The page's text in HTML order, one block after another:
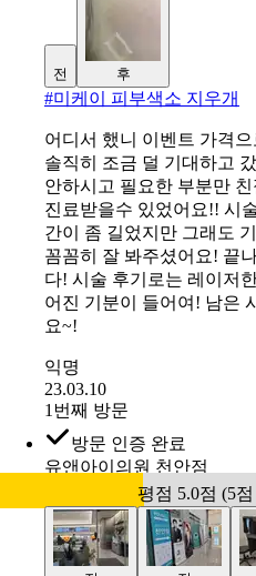
전 후
#미케이 피부색소 지우개
어디서 했니 이벤트 가격
솔직히 조금 덜 기대하고
안하시고 필요한 부분만
진료받을수 있었어요!! 시
간이 좀 길었지만 그래도
꼼꼼히 잘 봐주셨어요! 끝
다! 시술 후기로는 레이저
어진 기분이 들어여! 남은
요~!
익명
23.03.10
1번째 방문
방문 인증 완료
유앤아이의원 천안점
평점 5.0점 (5